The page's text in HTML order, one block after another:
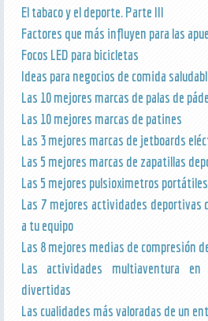
El tabaco y el deporte. Parte III
Factores que más influyen para las
Focos LED para bicicletas
Ideas para negocios de comida
Las 10 mejores marcas de palas de
Las 10 mejores marcas de patines
Las 3 mejores marcas de jetboards
Las 5 mejores marcas de zapatillas
Las 5 mejores pulsioximetros
Las 7 mejores actividades deportivas
a tu equipo
Las 8 mejores medias de compresión
Las actividades multiaventura
divertidas
Las cualidades más valoradas de un